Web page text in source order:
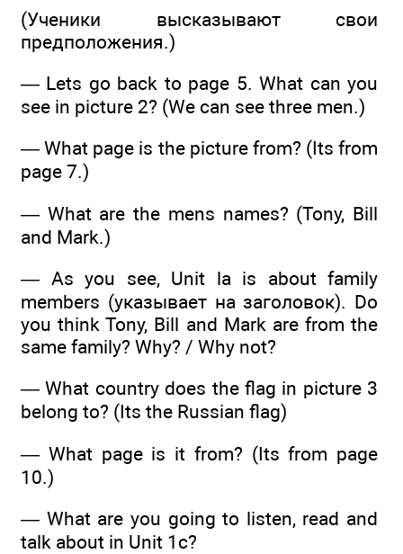
(Ученики высказывают свои
предположения.)
— Lets go back to page 5. What can you
see in picture 2? (We can see three men.)
— What page is the picture from? (Its from
page 7.)
— What are the mens names? (Tony, Bill
and Mark.)
— As you see, Unit la is about family
members (указывает на заголовок). Do
you think Tony, Bill and Mark are from the
same family? Why? / Why not?
— What country does the flag in picture 3
belong to? (Its the Russian flag)
— What page is it from? (Its from page
10.)
— What are you going to listen, read and
talk about in Unit 1c?